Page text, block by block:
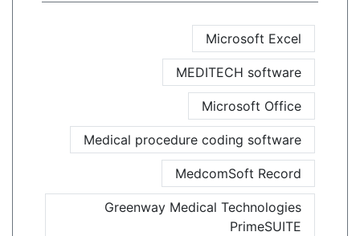
Microsoft Excel
MEDITECH software
Microsoft Office
Medical procedure coding software
MedcomSoft Record
Greenway Medical Technologies
PrimeSUITE